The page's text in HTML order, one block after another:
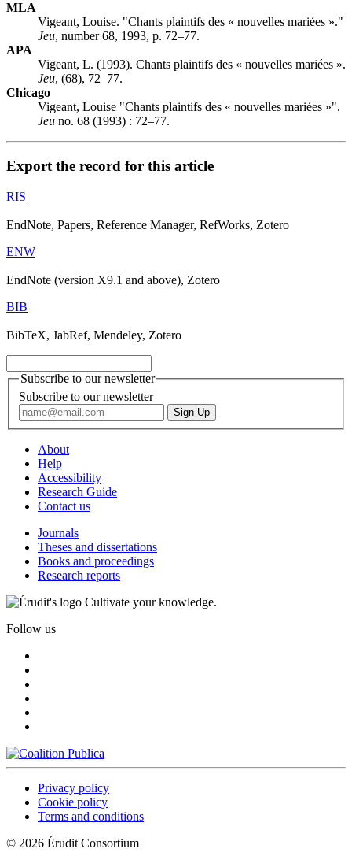
MLA
Vigeant, Louise. "Chants plaintifs des « nouvelles mariées »."
Jeu, number 68, 1993, p. 72–77.
APA
Vigeant, L. (1993). Chants plaintifs des « nouvelles mariées ».
Jeu, (68), 72–77.
Chicago
Vigeant, Louise "Chants plaintifs des « nouvelles mariées »".
Jeu no. 68 (1993) : 72–77.
Export the record for this article
RIS
EndNote, Papers, Reference Manager, RefWorks, Zotero
ENW
EndNote (version X9.1 and above), Zotero
BIB
BibTeX, JabRef, Mendeley, Zotero
Subscribe to our newsletter
Subscribe to our newsletter
About
Help
Accessibility
Research Guide
Contact us
Journals
Theses and dissertations
Books and proceedings
Research reports
Cultivate your knowledge.
Follow us
Privacy policy
Cookie policy
Terms and conditions
© 2026 Érudit Consortium